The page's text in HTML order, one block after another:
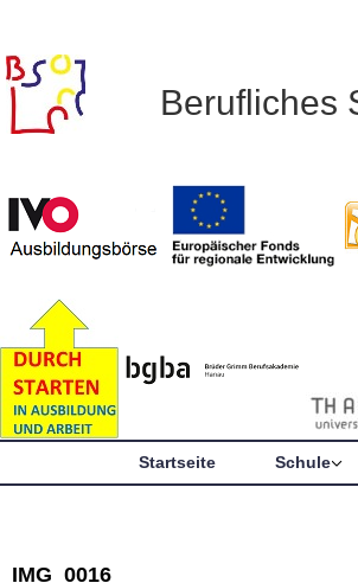
Berufliches
Startseite Schule
IMG_0016